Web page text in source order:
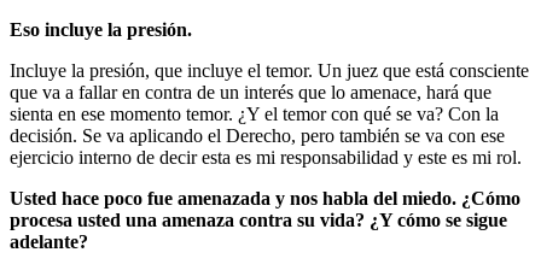
Eso incluye la presión.
Incluye la presión, que incluye el temor. Un juez que está consciente
que va a fallar en contra de un interés que lo amenace, hará que
sienta en ese momento temor. ¿Y el temor con qué se va? Con la
decisión. Se va aplicando el Derecho, pero también se va con ese
ejercicio interno de decir esta es mi responsabilidad y este es mi rol.
Usted hace poco fue amenazada y nos habla del miedo. ¿Cómo
procesa usted una amenaza contra su vida? ¿Y cómo se sigue
adelante?